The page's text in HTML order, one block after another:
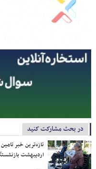
در بحث مشارکت کنید
تازه‌ترین خبر
اردیبهشت